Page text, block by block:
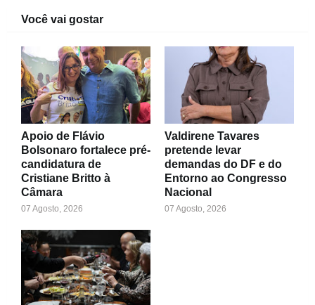
Você vai gostar
Apoio de Flávio
Bolsonaro fortalece pré-
candidatura de
Cristiane Britto à
Câmara
07 Agosto, 2026
Valdirene Tavares
pretende levar
demandas do DF e do
Entorno ao Congresso
Nacional
07 Agosto, 2026